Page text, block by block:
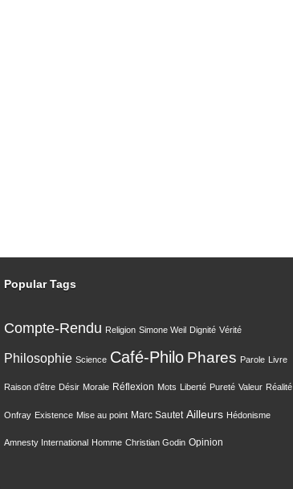
Popular Tags
Compte-Rendu Religion Simone Weil Dignité Vérité
Philosophie Science Café-Philo Phares Parole Livre
Raison d'être Désir Morale Réflexion Mots Liberté Pureté Valeur Réalité
Onfray Existence Mise au point Marc Sautet Ailleurs Hédonisme
Amnesty International Homme Christian Godin Opinion